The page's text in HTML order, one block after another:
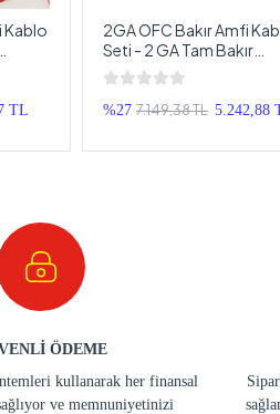
Kablo
TL
2GA OFC Bakır Amfi
Seti - 2 GA Tam Bakır
Profesyonel Anfi
2 AWG
%27 7.149,38 TL 5.242,88
ÖDEME
kullanarak her finansal
ve memnuniyetinizi